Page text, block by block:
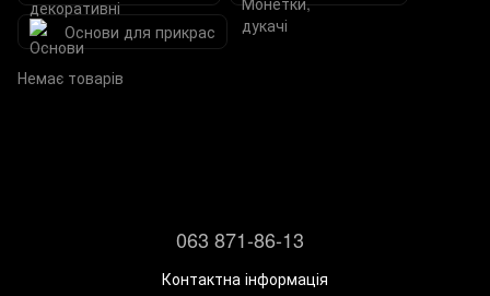
Основи для прикрас
Немає товарів
063 871-86-13
Контактна інформація